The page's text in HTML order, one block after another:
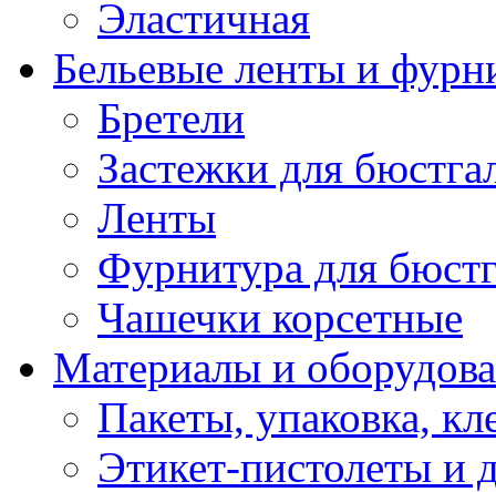
Эластичная
Бельевые ленты и
Бретели
Застежки для
Ленты
Фурнитура для
Чашечки корсетные
Материалы и
Пакеты, упаковка,
Этикет-пистолеты и